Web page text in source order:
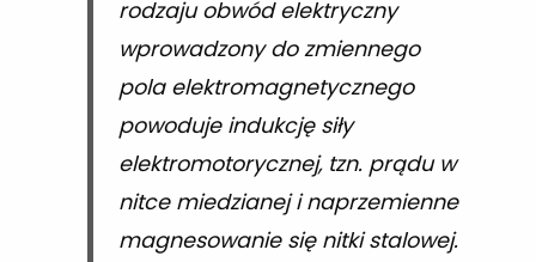
rodzaju obwód elektryczny
wprowadzony do zmiennego
pola elektromagnetycznego
powoduje indukcję siły
elektromotorycznej, tzn. prądu w
nitce miedzianej i naprzemienne
magnesowanie się nitki stalowej.